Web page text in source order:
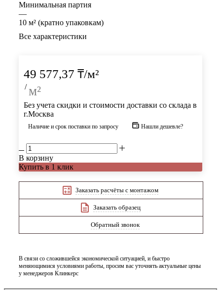
Минимальная партия
—
10 м² (кратно упаковкам)
Все характеристики
49 577,37 ₸/м²
/ м²
Без учета скидки и стоимости доставки со склада в
г.Москва
Наличие и срок поставки по запросу Нашли дешевле?
В корзину
Купить в 1 клик
Заказать расчёты с монтажом
Заказать образец
Обратный звонок
В связи со сложившейся экономической ситуацией, и быстро
меняющимися условиями работы, просим вас уточнять актуальные цены
у менеджеров Клинкерс